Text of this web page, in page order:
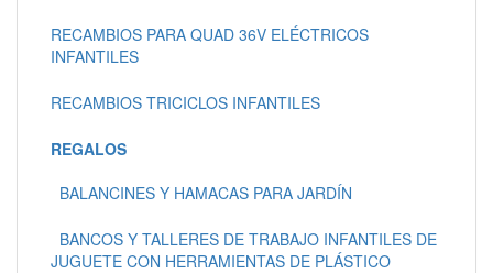
RECAMBIOS PARA QUAD 36V ELÉCTRICOS
INFANTILES
RECAMBIOS TRICICLOS INFANTILES
REGALOS
BALANCINES Y HAMACAS PARA JARDÍN
BANCOS Y TALLERES DE TRABAJO INFANTILES DE
JUGUETE CON HERRAMIENTAS DE PLÁSTICO